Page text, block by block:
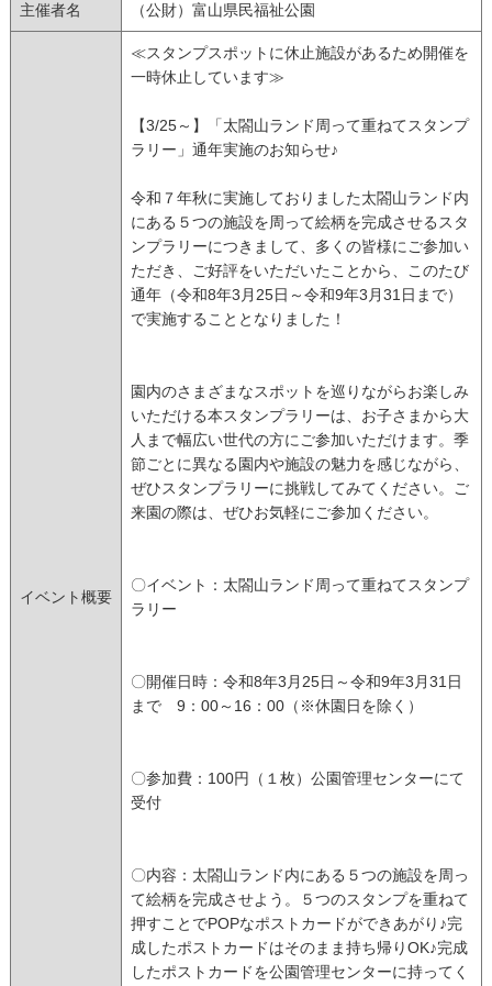
主催者名 （公財）富山県民福祉公園
イベント概要
≪スタンプスポットに休止施設があるため開催を
一時休止しています≫
【3/25～】「太閤山ランド周って重ねてスタンプ
ラリー」通年実施のお知らせ♪
令和７年秋に実施しておりました太閤山ランド内
にある５つの施設を周って絵柄を完成させるスタ
ンプラリーにつきまして、多くの皆様にご参加い
ただき、ご好評をいただいたことから、このたび
通年（令和8年3月25日～令和9年3月31日まで）
で実施することとなりました！
園内のさまざまなスポットを巡りながらお楽しみ
いただける本スタンプラリーは、お子さまから大
人まで幅広い世代の方にご参加いただけます。季
節ごとに異なる園内や施設の魅力を感じながら、
ぜひスタンプラリーに挑戦してみてください。ご
来園の際は、ぜひお気軽にご参加ください。
〇イベント：太閤山ランド周って重ねてスタンプ
ラリー
〇開催日時：令和8年3月25日～令和9年3月31日
まで 9：00～16：00（※休園日を除く）
〇参加費：100円（１枚）公園管理センターにて
受付
〇内容：太閤山ランド内にある５つの施設を周っ
て絵柄を完成させよう。５つのスタンプを重ねて
押すことでPOPなポストカードができあがり♪完
成したポストカードはそのまま持ち帰りOK♪完成
したポストカードを公園管理センターに持ってく